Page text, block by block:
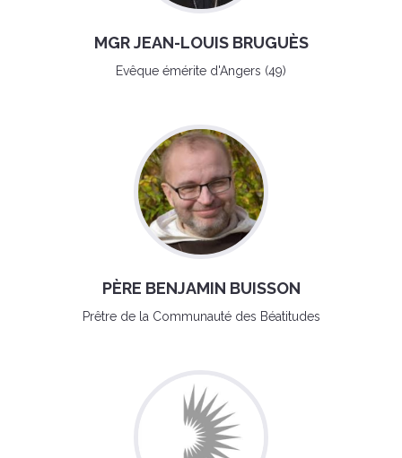
MGR JEAN-LOUIS BRUGUÈS
Evêque émérite d'Angers (49)
PÈRE BENJAMIN BUISSON
Prêtre de la Communauté des Béatitudes